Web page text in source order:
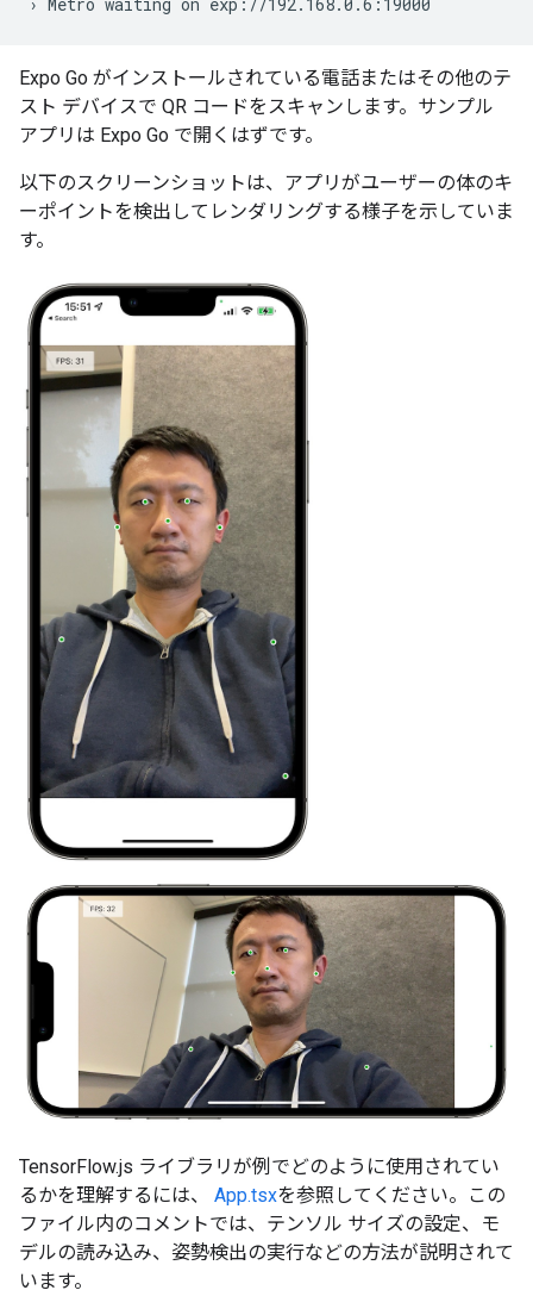
Expo Go がインストールされている電話またはその他のテ
スト デバイスで QR コードをスキャンします。サンプル
アプリは Expo Go で開くはずです。
以下のスクリーンショットは、アプリがユーザーの体のキ
ーポイントを検出してレンダリングする様子を示していま
す。
TensorFlow.js ライブラリが例でどのように使用されてい
るかを理解するには、 App.tsxを参照してください。この
ファイル内のコメントでは、テンソル サイズの設定、モ
デルの読み込み、姿勢検出の実行などの方法が説明されて
います。